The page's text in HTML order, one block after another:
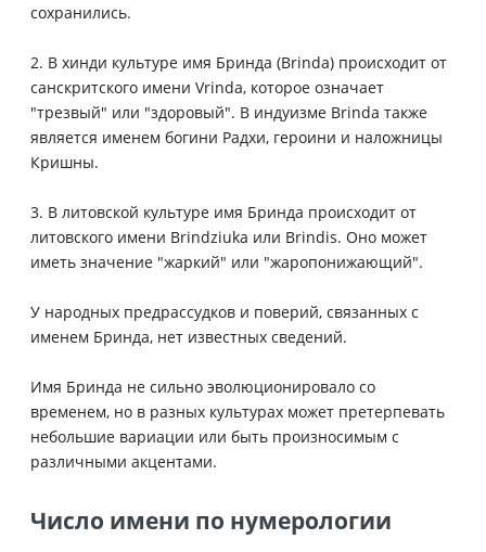
сохранились.
2. В хинди культуре имя Бринда (Brinda) происходит от
санскритского имени Vrinda, которое означает
"трезвый" или "здоровый". В индуизме Brinda также
является именем богини Радхи, героини и наложницы
Кришны.
3. В литовской культуре имя Бринда происходит от
литовского имени Brindziuka или Brindis. Оно может
иметь значение "жаркий" или "жаропонижающий".
У народных предрассудков и поверий, связанных с
именем Бринда, нет известных сведений.
Имя Бринда не сильно эволюционировало со
временем, но в разных культурах может претерпевать
небольшие вариации или быть произносимым с
различными акцентами.
Число имени по нумерологии